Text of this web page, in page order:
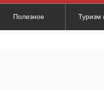
Полезное Туризм